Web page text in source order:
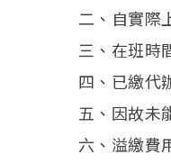
二、自實際
三、在班時
四、已繳代
五、因故未
六、溢繳費